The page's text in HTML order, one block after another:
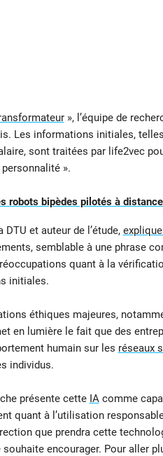
», l’équipe de
Les informations initiales,
sont traitées par life2vec
».
robots bipèdes pilotés à
et auteur de l’étude,
semblable à une phrase
quant à la
initiales.
éthiques majeures,
en lumière le fait que des
humain sur les réseaux
individus.
présente cette IAcomme
quant à l’utilisation
que prendra cette
encourager. Pour aller